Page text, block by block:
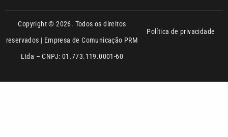
Copyright © 2026. Todos os direitos
reservados | Empresa de Comunicação PRM
Ltda – CNPJ: 01.773.119.0001-60
Política de privacidade